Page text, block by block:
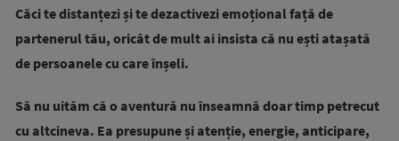
Căci te distanțezi și te dezactivezi emoțional față de
partenerul tău, oricât de mult ai insista că nu ești atașată
de persoanele cu care înșeli.
Să nu uităm că o aventură nu înseamnă doar timp petrecut
cu altcineva. Ea presupune și atenție, energie, anticipare,